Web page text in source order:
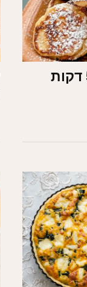
לביבות גבינה של פעם ב-5 דקות